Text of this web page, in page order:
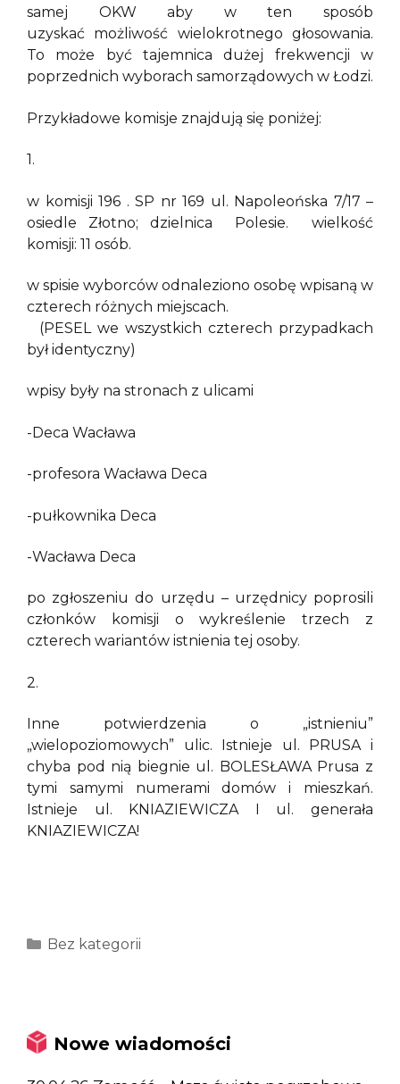
samej OKW aby w ten sposób
uzyskać możliwość wielokrotnego głosowania.
To może być tajemnica dużej frekwencji w
poprzednich wyborach samorządowych w Łodzi.
Przykładowe komisje znajdują się poniżej:
1.
w komisji 196 . SP nr 169 ul. Napoleońska 7/17 –
osiedle Złotno; dzielnica Polesie. wielkość
komisji: 11 osób.
w spisie wyborców odnaleziono osobę wpisaną w
czterech różnych miejscach.
(PESEL we wszystkich czterech przypadkach
był identyczny)
wpisy były na stronach z ulicami
-Deca Wacława
-profesora Wacława Deca
-pułkownika Deca
-Wacława Deca
po zgłoszeniu do urzędu – urzędnicy poprosili
członków komisji o wykreślenie trzech z
czterech wariantów istnienia tej osoby.
2.
Inne potwierdzenia o „istnieniu”
„wielopoziomowych” ulic. Istnieje ul. PRUSA i
chyba pod nią biegnie ul. BOLESŁAWA Prusa z
tymi samymi numerami domów i mieszkań.
Istnieje ul. KNIAZIEWICZA I ul. generała
KNIAZIEWICZA!
Kategorie
Bez kategorii
Nowe wiadomości